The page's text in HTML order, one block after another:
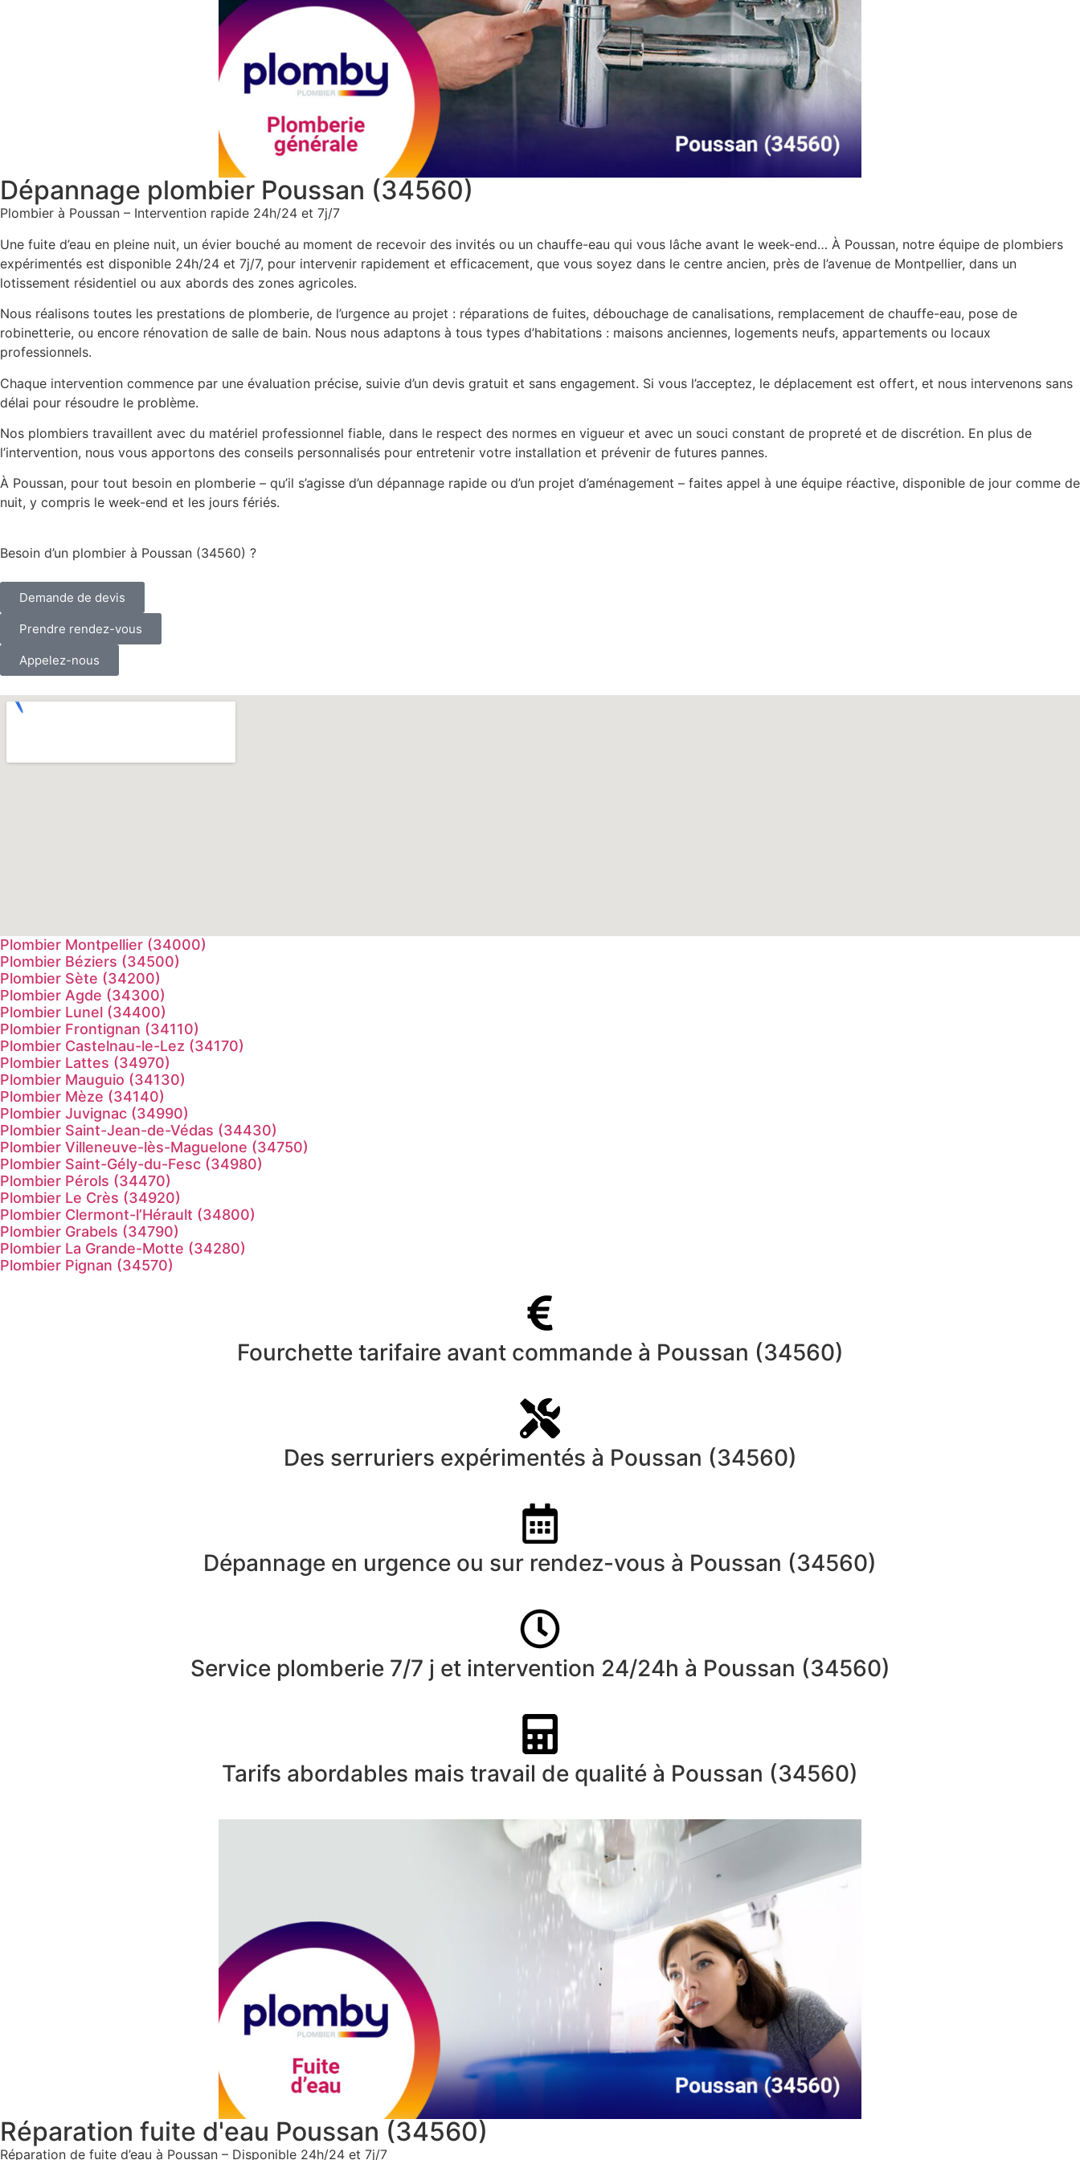
Dépannage plombier Poussan (34560)
Plombier à Poussan – Intervention rapide 24h/24 et 7j/7
Une fuite d’eau en pleine nuit, un évier bouché au moment de recevoir des invités ou un chauffe-eau qui vous lâche avant le week-end… À Poussan, notre équipe de plombiers
expérimentés est disponible 24h/24 et 7j/7, pour intervenir rapidement et efficacement, que vous soyez dans le centre ancien, près de l’avenue de Montpellier, dans un
lotissement résidentiel ou aux abords des zones agricoles.
Nous réalisons toutes les prestations de plomberie, de l’urgence au projet : réparations de fuites, débouchage de canalisations, remplacement de chauffe-eau, pose de
robinetterie, ou encore rénovation de salle de bain. Nous nous adaptons à tous types d’habitations : maisons anciennes, logements neufs, appartements ou locaux
professionnels.
Chaque intervention commence par une évaluation précise, suivie d’un devis gratuit et sans engagement. Si vous l’acceptez, le déplacement est offert, et nous intervenons sans
délai pour résoudre le problème.
Nos plombiers travaillent avec du matériel professionnel fiable, dans le respect des normes en vigueur et avec un souci constant de propreté et de discrétion. En plus de
l’intervention, nous vous apportons des conseils personnalisés pour entretenir votre installation et prévenir de futures pannes.
À Poussan, pour tout besoin en plomberie – qu’il s’agisse d’un dépannage rapide ou d’un projet d’aménagement – faites appel à une équipe réactive, disponible de jour comme de
nuit, y compris le week-end et les jours fériés.
Besoin d’un plombier à Poussan (34560) ?
Demande de devis
Prendre rendez-vous
Appelez-nous
Plombier Montpellier (34000)
Plombier Béziers (34500)
Plombier Sète (34200)
Plombier Agde (34300)
Plombier Lunel (34400)
Plombier Frontignan (34110)
Plombier Castelnau-le-Lez (34170)
Plombier Lattes (34970)
Plombier Mauguio (34130)
Plombier Mèze (34140)
Plombier Juvignac (34990)
Plombier Saint-Jean-de-Védas (34430)
Plombier Villeneuve-lès-Maguelone (34750)
Plombier Saint-Gély-du-Fesc (34980)
Plombier Pérols (34470)
Plombier Le Crès (34920)
Plombier Clermont-l’Hérault (34800)
Plombier Grabels (34790)
Plombier La Grande-Motte (34280)
Plombier Pignan (34570)
Fourchette tarifaire avant commande à Poussan (34560)
Des serruriers expérimentés à Poussan (34560)
Dépannage en urgence ou sur rendez-vous à Poussan (34560)
Service plomberie 7/7 j et intervention 24/24h à Poussan (34560)
Tarifs abordables mais travail de qualité à Poussan (34560)
Réparation fuite d'eau Poussan (34560)
Réparation de fuite d’eau à Poussan – Disponible 24h/24 et 7j/7